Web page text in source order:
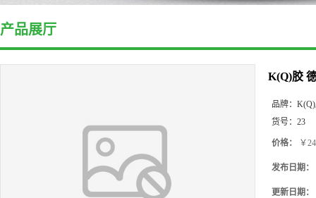
产品展厅
K(Q)胶
品牌：
货号： 23
价格： ￥
发布日期：
更新日期：